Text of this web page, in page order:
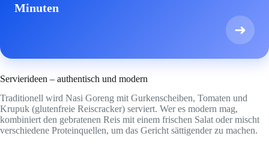
Minuten
➜
Servierideen – authentisch und modern
Traditionell wird Nasi Goreng mit Gurkenscheiben, Tomaten und
Krupuk (glutenfreie Reiscracker) serviert. Wer es modern mag,
kombiniert den gebratenen Reis mit einem frischen Salat oder mischt
verschiedene Proteinquellen, um das Gericht sättigender zu machen.